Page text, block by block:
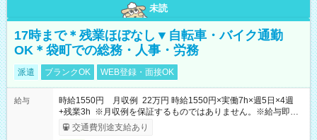
未読
17時まで＊残業ほぼなし▼自転車・バイク通勤
OK＊袋町での総務・人事・労務
派遣 ブランクOK WEB登録・面接OK
給与
時給1550円 月収例 22万円 時給1550円×実働7h×週5日×4週
+残業3h ※月収例を保証するものではありません。※給与即受
取りサービス利用可（利用条件有）
交通費別途支給あり